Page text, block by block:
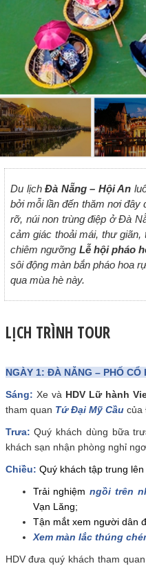
Du lịchĐà Nẵng – Hội An
bởi mỗi lần đến thăm nơi
rỡ, núi non trùng điệp ở Đà
cảm giác thoải mái, thư
chiêm ngưỡng Lễ hội pháo
sôi động màn bắn pháo hoa
qua mùa hè này.
LỊCH TRÌNH TOUR
NGÀY 1: ĐÀ NẴNG – PHỐ
Sáng: Xe và HDV Lữ hành
tham quan Tứ Đại Mỹ Cầucủa
Trưa: Quý khách dùng bữa
khách sạn nhận phòng nghỉ
Chiều: Quý khách tập trung
Trải nghiệmngồi trên
Vạn Lăng;
Tận mắt xem người dân
Xem màn lắc thúng
HDV đưa quý khách tham